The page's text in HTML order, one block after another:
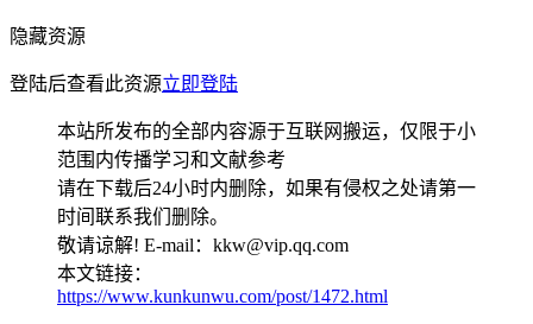
隐藏资源
登陆后查看此资源立即登陆
本站所发布的全部内容源于互联网搬运，仅限于小
范围内传播学习和文献参考
请在下载后24小时内删除，如果有侵权之处请第一
时间联系我们删除。
敬请谅解! E-mail：kkw@vip.qq.com
本文链接：
https://www.kunkunwu.com/post/1472.html